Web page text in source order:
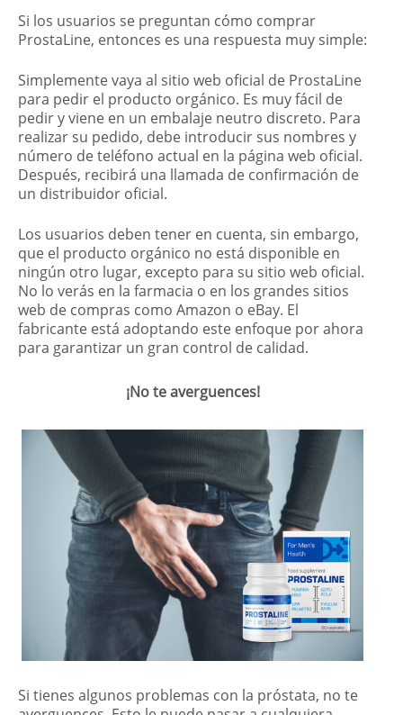
Si los usuarios se preguntan cómo comprar
ProstaLine, entonces es una respuesta muy simple:
Simplemente vaya al sitio web oficial de ProstaLine
para pedir el producto orgánico. Es muy fácil de
pedir y viene en un embalaje neutro discreto. Para
realizar su pedido, debe introducir sus nombres y
número de teléfono actual en la página web oficial.
Después, recibirá una llamada de confirmación de
un distribuidor oficial.
Los usuarios deben tener en cuenta, sin embargo,
que el producto orgánico no está disponible en
ningún otro lugar, excepto para su sitio web oficial.
No lo verás en la farmacia o en los grandes sitios
web de compras como Amazon o eBay. El
fabricante está adoptando este enfoque por ahora
para garantizar un gran control de calidad.
¡No te averguences!
Si tienes algunos problemas con la próstata, no te